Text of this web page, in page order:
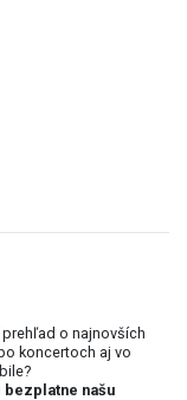
o najnovších
koncertoch aj vo
bezplatne našu